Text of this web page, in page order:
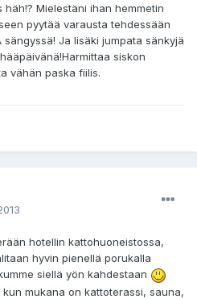
Mielestäni ihan hemmetin
pyytää varausta tehdessään
sängyssä! Ja lisäki jumpata sänkyjä
siskon
vähän paska fiilis.
hotellin kattohuoneistossa,
hyvin pienellä porukalla
siellä yön kahdestaan
mukana on kattoterassi, sauna,